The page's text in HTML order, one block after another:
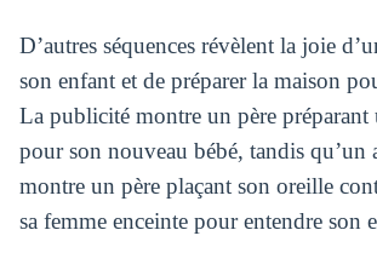
D’autres séquences révèlent la joie
son enfant et de préparer la maison
La publicité montre un père préparant
pour son nouveau bébé, tandis qu’un
montre un père plaçant son oreille
sa femme enceinte pour entendre son